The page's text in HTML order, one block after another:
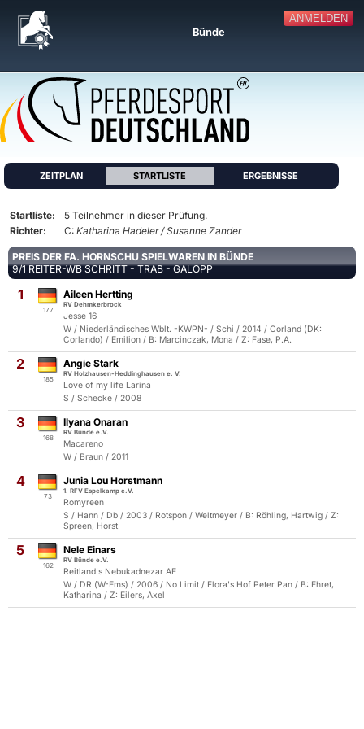
ANMELDEN
Bünde
ZEITPLAN STARTLISTE ERGEBNISSE
Startliste:
5 Teilnehmer in dieser Prüfung.
Richter:
C: Katharina Hadeler / Susanne Zander
PREIS DER FA. HORNSCHU SPIELWAREN IN BÜNDE
9/1 REITER-WB SCHRITT - TRAB - GALOPP
1
177
Aileen Hertting
RV Dehmkerbrock
Jesse 16
W / Niederländisches Wblt. -KWPN- / Schi / 2014 / Corland (DK:
Corlando) / Emilion / B: Marcinczak, Mona / Z: Fase, P.A.
2
185
Angie Stark
RV Holzhausen-Heddinghausen e. V.
Love of my life Larina
S / Schecke / 2008
3
168
Ilyana Onaran
RV Bünde e.V.
Macareno
W / Braun / 2011
4
73
Junia Lou Horstmann
1. RFV Espelkamp e.V.
Romyreen
S / Hann / Db / 2003 / Rotspon / Weltmeyer / B: Röhling, Hartwig / Z:
Spreen, Horst
5
162
Nele Einars
RV Bünde e.V.
Reitland's Nebukadnezar AE
W / DR (W-Ems) / 2006 / No Limit / Flora's Hof Peter Pan / B: Ehret,
Katharina / Z: Eilers, Axel